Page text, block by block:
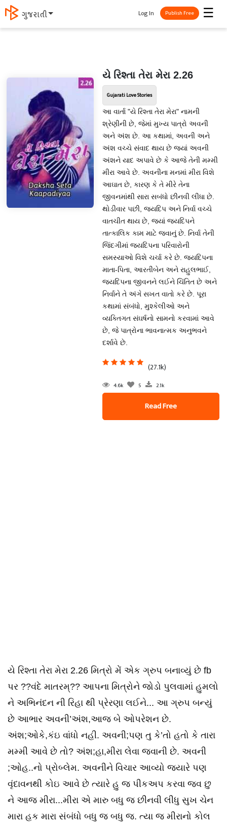
ગુજરાતી ☰
Log In Publish Free
યે રિશ્તા તેરા મેરા 2.26
Gujarati Love Stories
આ વાર્તા "યે રિશ્તા તેરા મેરા" નામની
શ્રેણીની છે, જેમાં મુખ્ય પાત્રો અવની
અને અંશ છે. આ કથામાં, અવની અને
અંશ વચ્ચે સંવાદ થાય છે જ્યાં અવની
અંશને યાદ અપાવે છે કે આજે તેની મમ્મી
મીરા આવે છે. અવનીના મનમાં મીરા વિશે
આઘાત છે, કારણ કે તે મીરે તેના
જીવનમાંથી સારા સબંધો છીનવી લીધા છે.
થોડીવાર પછી, જયદિપ અને નિર્વા વચ્ચે
વાતચીત થાય છે, જ્યાં જયદિપને
તાત્કાલિક કામ માટે જવાનું છે. નિર્વા તેની
જિંદગીમાં જયદિપના પરિવારોની
સમસ્યાઓ વિશે ચર્ચા કરે છે. જયદિપના
માતા-પિતા, આરતીબેન અને રાહુલભાઈ,
જયદિપના જીવનને લઈને ચિંતિત છે અને
નિર્વાને તે અંગે સખત વાતો કરે છે. પૂરા
કથામાં સંબંધો, મુશ્કેલીઓ અને
વ્યક્તિગત સંઘર્ષનો સામનો કરવામાં આવે
છે, જે પાત્રોના ભાવનાત્મક અનુભવને
દર્શાવે છે.
(27.1k)
4.6k 5 2.1k
Read Free
યે રિશ્તા તેરા મેરા 2.26 મિત્રો મેં એક ગ્રુપ બનાવ્યું છે fb
પર ??વંદે માતરમ્?? આપના મિત્રોને જોડો પુલવામાં હુમલો
ને અભિનંદન ની રિહા થી પ્રેરણા લઈને... આ ગ્રુપ બન્યું
છે આભાર અવની’અંશ,આજ બે ઓપરેશન છે.
અંશ;ઓકે,કંઇ વાંધો નહી. અવની;પણ તુ કે’તો હતો કે તારા
મમ્મી આવે છે તો? અંશ;હા,મીરા લેવા જવાની છે. અવની
;ઓહ..નો પ્રોબ્લેમ. અવનીને વિચાર આવ્યો જ્યારે પણ
વૃંદાવનથી કોઇ આવે છે ત્યારે હુ જ પીકઅપ કરવા જવ છુ
ને આજ મીરા...મીરા એ મારુ બધુ જ છીનવી લીધુ સુખ ચેન
મારા હક મારા સંબંધો બધુ જ બધુ જ. ત્યા જ મીરાનો કોલ